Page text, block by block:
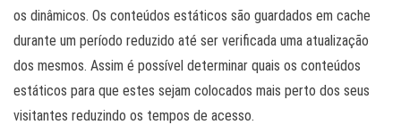
os dinâmicos. Os conteúdos estáticos são guardados em cache
durante um período reduzido até ser verificada uma atualização
dos mesmos. Assim é possível determinar quais os conteúdos
estáticos para que estes sejam colocados mais perto dos seus
visitantes reduzindo os tempos de acesso.